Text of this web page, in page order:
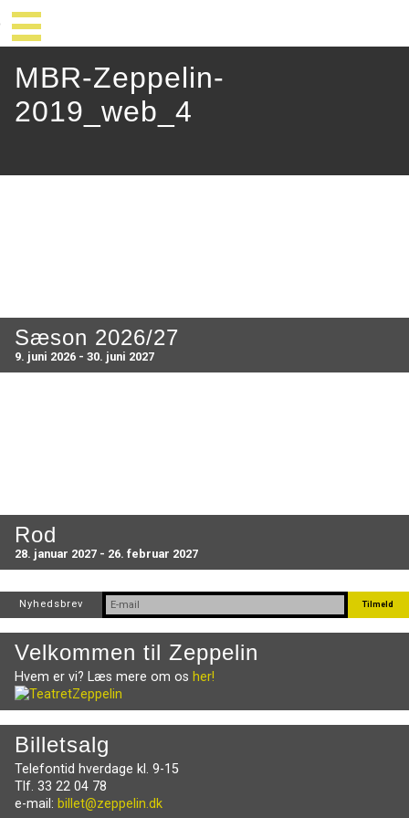
MBR-Zeppelin-
2019_web_4
Sæson 2026/27
9. juni 2026 - 30. juni 2027
Rod
28. januar 2027 - 26. februar 2027
Nyhedsbrev
Velkommen til Zeppelin
Hvem er vi? Læs mere om os her!
Billetsalg
Telefontid hverdage kl. 9-15
Tlf. 33 22 04 78
e-mail: billet@zeppelin.dk